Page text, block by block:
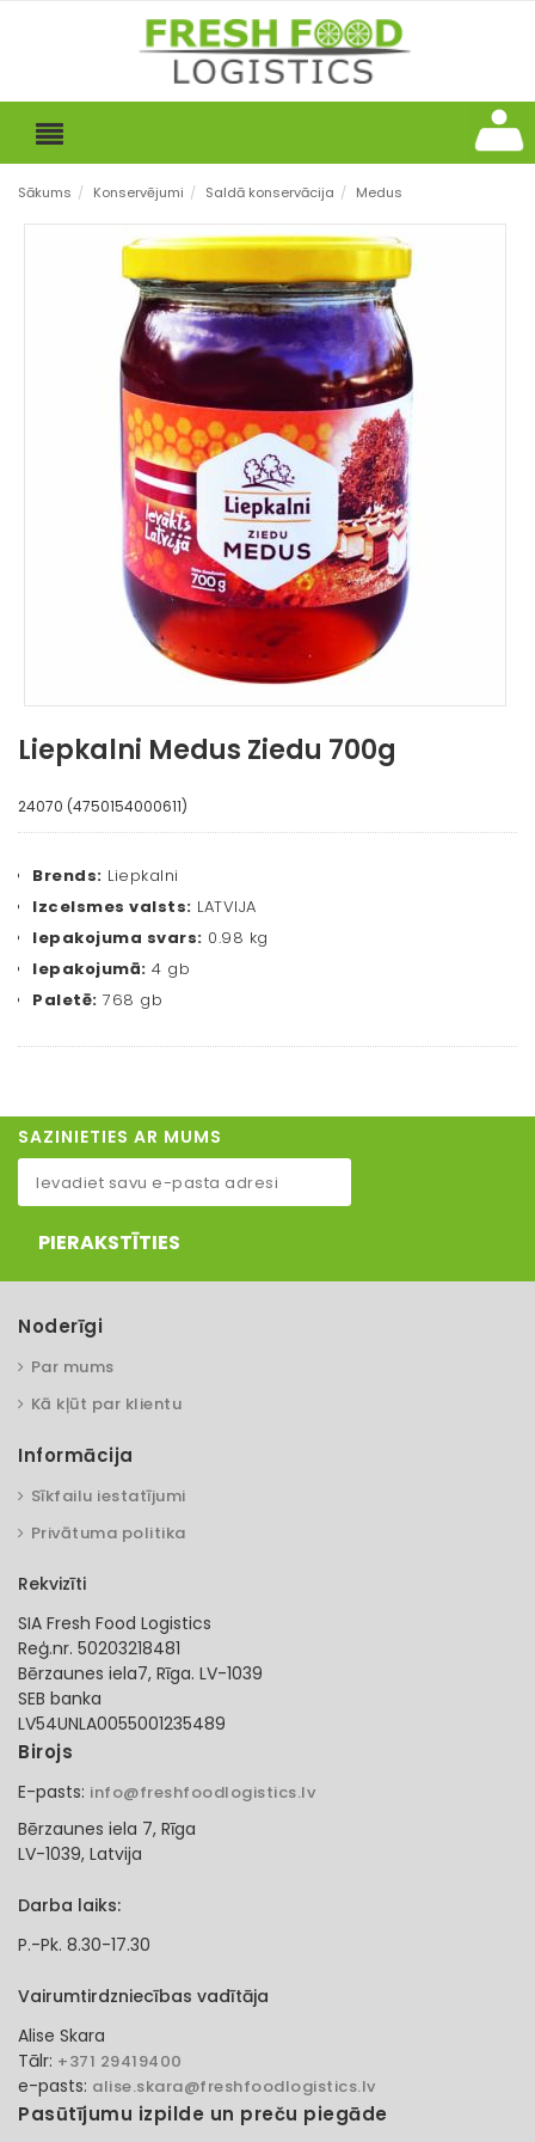
Sākums / Konservējumi / Saldā konservācija / Medus
Liepkalni Medus Ziedu 700g
24070 (4750154000611)
Brends: Liepkalni
Izcelsmes valsts: LATVIJA
Iepakojuma svars: 0.98 kg
Iepakojumā: 4 gb
Paletē: 768 gb
SAZINIETIES AR MUMS
PIERAKSTĪTIES
Noderīgi
Par mums
Kā kļūt par klientu
Informācija
Sīkfailu iestatījumi
Privātuma politika
Rekvizīti
SIA Fresh Food Logistics
Reģ.nr. 50203218481
Bērzaunes iela7, Rīga. LV-1039
SEB banka
LV54UNLA0055001235489
Birojs
E-pasts: info@freshfoodlogistics.lv
Bērzaunes iela 7, Rīga
LV-1039, Latvija
Darba laiks:
P.-Pk. 8.30-17.30
Vairumtirdzniecības vadītāja
Alise Skara
Tālr: +371 29419400
e-pasts: alise.skara@freshfoodlogistics.lv
Pasūtījumu izpilde un preču piegāde